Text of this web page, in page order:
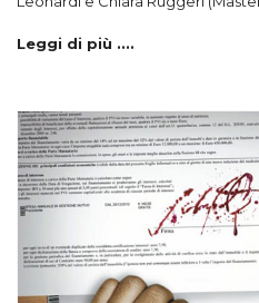
Leggi di più ....